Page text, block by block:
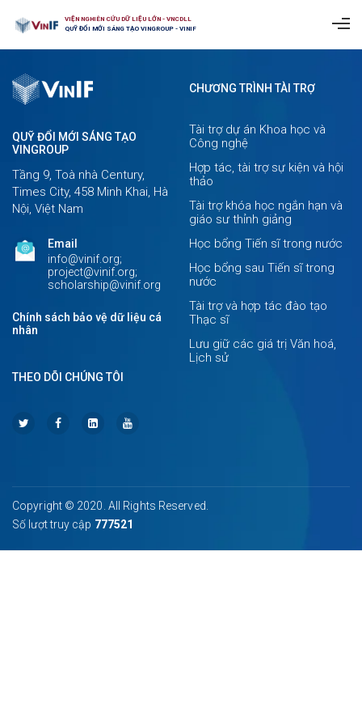
VIỆN NGHIÊN CỨU DỮ LIỆU LỚN - VNCDLL
QUỸ ĐỔI MỚI SÁNG TẠO VINGROUP - VINIF
QUỸ ĐỔI MỚI SÁNG TẠO
VINGROUP
Tầng 9, Toà nhà Century,
Times City, 458 Minh Khai, Hà
Nội, Việt Nam
Email
info@vinif.org;
project@vinif.org;
scholarship@vinif.org
Chính sách bảo vệ dữ liệu cá
nhân
CHƯƠNG TRÌNH TÀI TRỢ
Tài trợ dự án Khoa học và
Công nghệ
Hợp tác, tài trợ sự kiện và hội
thảo
Tài trợ khóa học ngắn hạn và
giáo sư thỉnh giảng
Học bổng Tiến sĩ trong nước
Học bổng sau Tiến sĩ trong
nước
Tài trợ và hợp tác đào tạo
Thạc sĩ
Lưu giữ các giá trị Văn hoá,
Lịch sử
THEO DÕI CHÚNG TÔI
Copyright © 2020. All Rights Reserved.
Số lượt truy cập 777521